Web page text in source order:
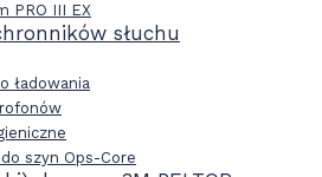
PRO III EX
słuchu
ładowania
szyn Ops-Core